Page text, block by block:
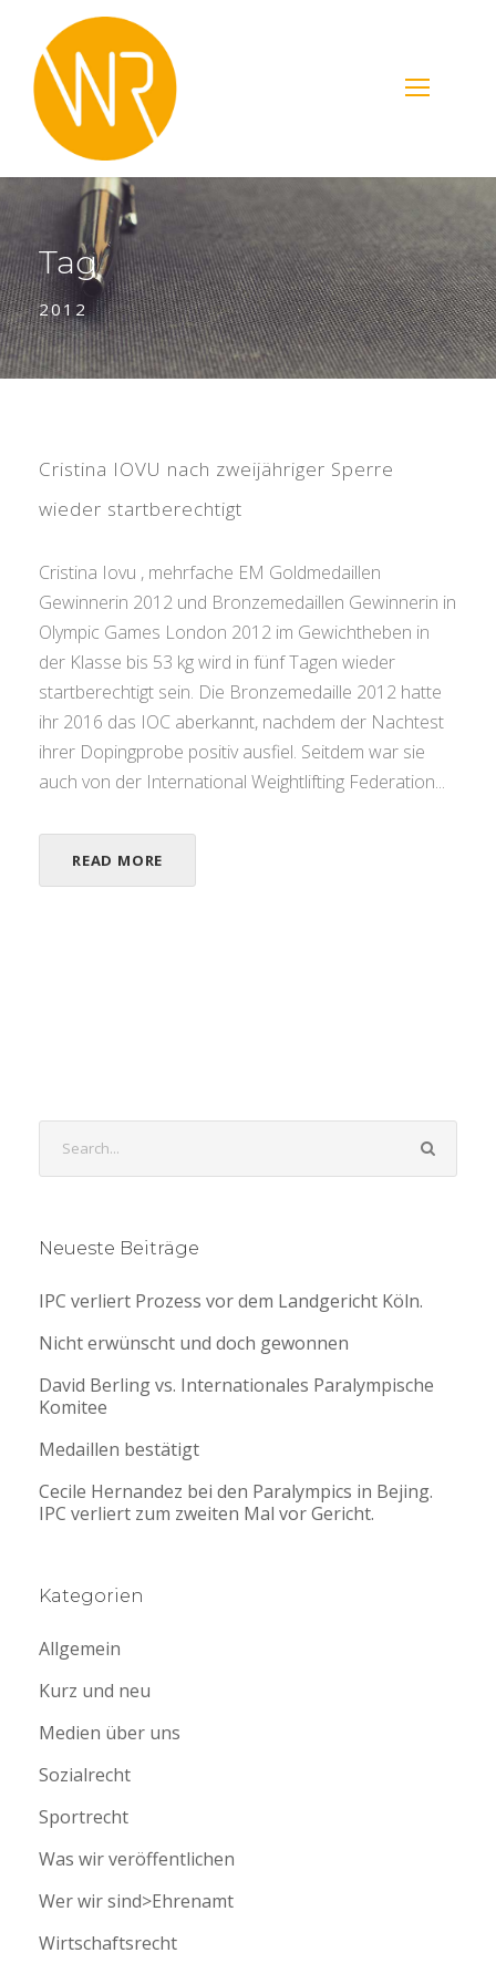
Tag
2012
Cristina IOVU nach zweijähriger Sperre
wieder startberechtigt
Cristina Iovu , mehrfache EM Goldmedaillen
Gewinnerin 2012 und Bronzemedaillen Gewinnerin in
Olympic Games London 2012 im Gewichtheben in
der Klasse bis 53 kg wird in fünf Tagen wieder
startberechtigt sein. Die Bronzemedaille 2012 hatte
ihr 2016 das IOC aberkannt, nachdem der Nachtest
ihrer Dopingprobe positiv ausfiel. Seitdem war sie
auch von der International Weightlifting Federation...
READ MORE
Neueste Beiträge
IPC verliert Prozess vor dem Landgericht Köln.
Nicht erwünscht und doch gewonnen
David Berling vs. Internationales Paralympische
Komitee
Medaillen bestätigt
Cecile Hernandez bei den Paralympics in Bejing.
IPC verliert zum zweiten Mal vor Gericht.
Kategorien
Allgemein
Kurz und neu
Medien über uns
Sozialrecht
Sportrecht
Was wir veröffentlichen
Wer wir sind>Ehrenamt
Wirtschaftsrecht